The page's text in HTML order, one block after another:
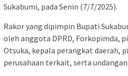
Sukabumi, pada Senin (7/7/2025).
Rakor yang dipimpin Bupati
oleh anggota DPRD, Forkopimda,
Otsuka, kepala perangkat daerah,
perusahaan terkait, serta